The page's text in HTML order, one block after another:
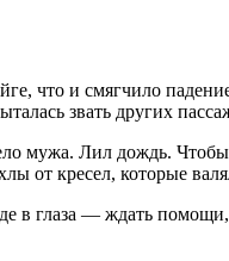
что и смягчило
звать других
мужа. Лил дождь.
от кресел, которые
в глаза — ждать